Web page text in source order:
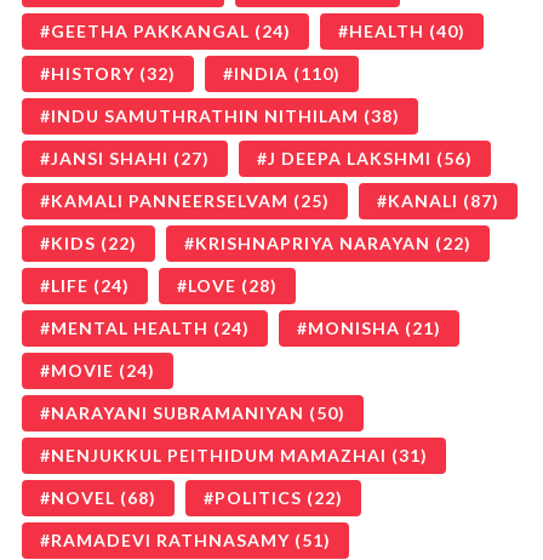
GEETHA PAKKANGAL (24) HEALTH (40)
HISTORY (32) INDIA (110)
INDU SAMUTHRATHIN NITHILAM (38)
JANSI SHAHI (27) J DEEPA LAKSHMI (56)
KAMALI PANNEERSELVAM (25) KANALI (87)
KIDS (22) KRISHNAPRIYA NARAYAN (22)
LIFE (24) LOVE (28)
MENTAL HEALTH (24) MONISHA (21)
MOVIE (24)
NARAYANI SUBRAMANIYAN (50)
NENJUKKUL PEITHIDUM MAMAZHAI (31)
NOVEL (68) POLITICS (22)
RAMADEVI RATHNASAMY (51)